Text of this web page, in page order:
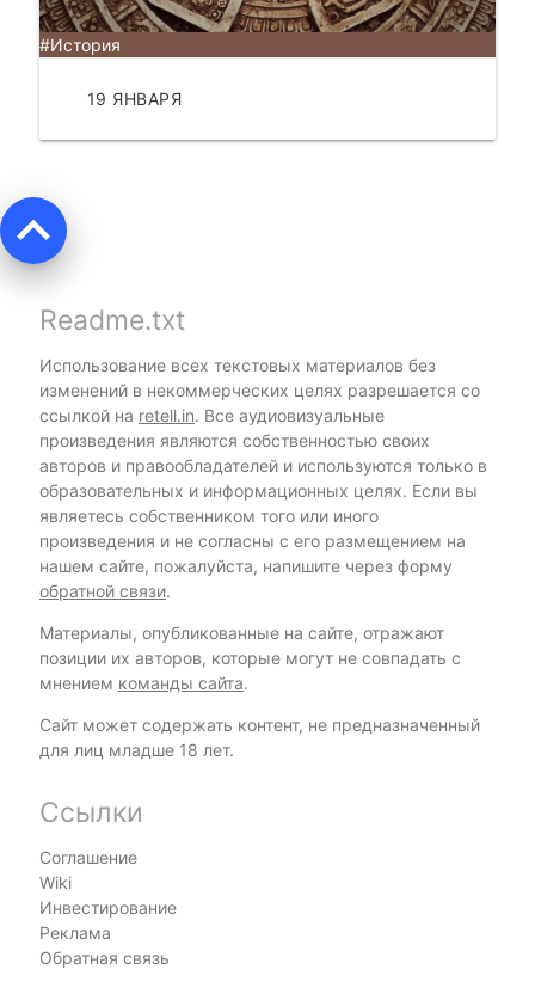
#История
19 ЯНВАРЯ
keyboard_arrow_up
Readme.txt
Использование всех текстовых материалов без
изменений в некоммерческих целях разрешается со
ссылкой на retell.in. Все аудиовизуальные
произведения являются собственностью своих
авторов и правообладателей и используются только в
образовательных и информационных целях. Если вы
являетесь собственником того или иного
произведения и не согласны с его размещением на
нашем сайте, пожалуйста, напишите через форму
обратной связи.
Материалы, опубликованные на сайте, отражают
позиции их авторов, которые могут не совпадать с
мнением команды сайта.
Сайт может содержать контент, не предназначенный
для лиц младше 18 лет.
Ссылки
Соглашение
Wiki
Инвестирование
Реклама
Обратная связь